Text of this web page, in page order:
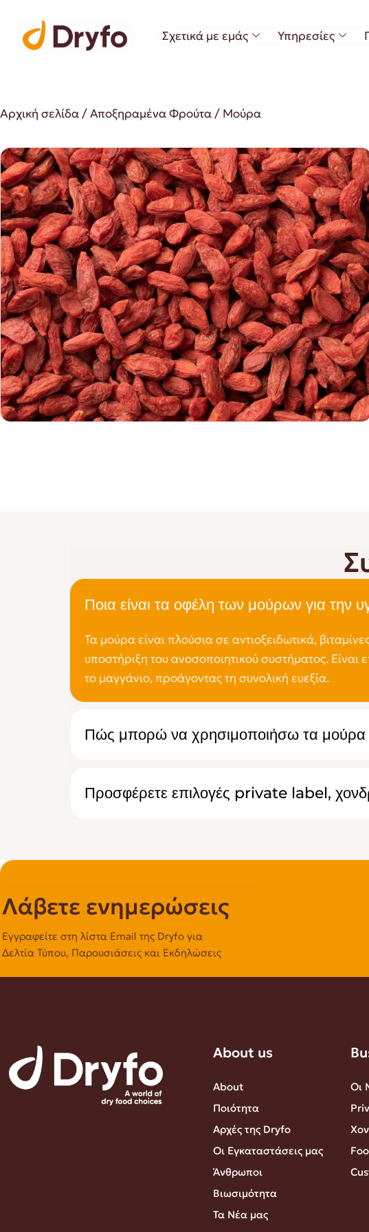
Σχετικά με εμάς Υπηρεσίες
Αρχική σελίδα/Αποξηραμένα Φρούτα/ Μούρα
Ποια είναι τα οφέλη των μούρων για την
Τα μούρα είναι πλούσια σε αντιοξειδωτικά,
υποστήριξη του ανοσοποιητικού συστήματος.
το μαγγάνιο, προάγοντας τη συνολική ευεξία.
Πώς μπορώ να χρησιμοποιήσω τα μούρα
Προσφέρετε επιλογές private label,
Λάβετε ενημερώσεις
Εγγραφείτε στη λίστα Email της Dryfo για
Δελτία Τύπου, Παρουσιάσεις και Εκδηλώσεις
About us
About
Ποιότητα
Αρχές της Dryfo
Οι Εγκαταστάσεις μας
Άνθρωποι
Βιωσιμότητα
Τα Νέα μας
Οι